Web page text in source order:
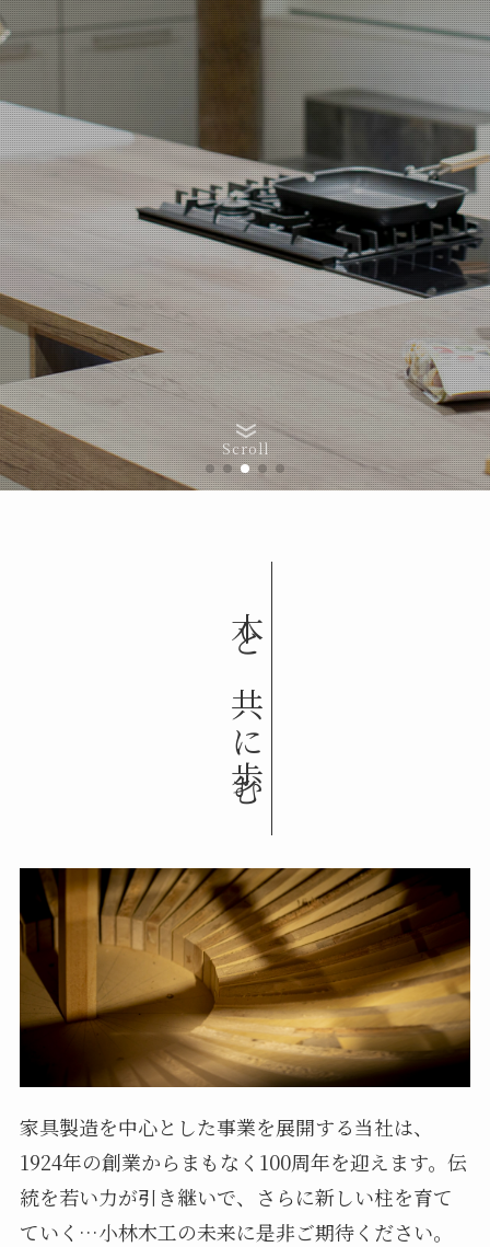
Scroll
木と共に歩む
家具製造を中心とした事業を展開する当社は、
1924年の創業からまもなく100周年を迎えます。伝
統を若い力が引き継いで、さらに新しい柱を育て
ていく…小林木工の未来に是非ご期待ください。